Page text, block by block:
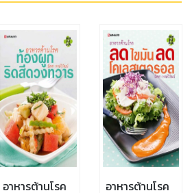
อาหารต้านโรค
อาหารต้านโรค